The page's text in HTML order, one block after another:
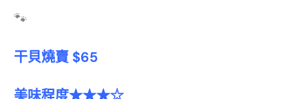
🐾
干貝燒賣 $65